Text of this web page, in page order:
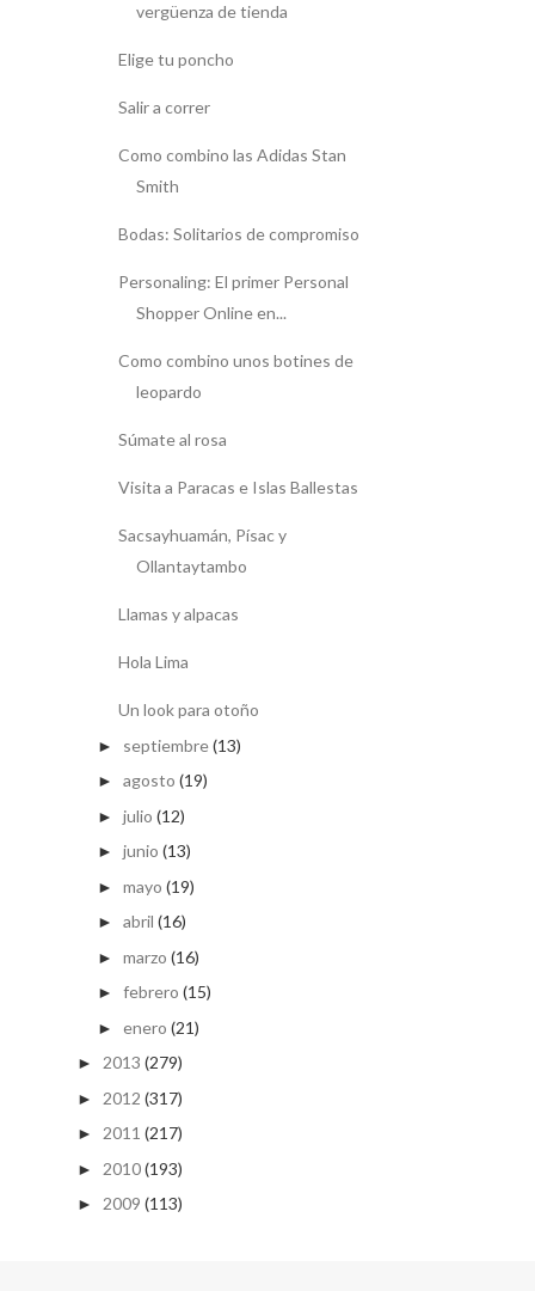
vergüenza de tienda
Elige tu poncho
Salir a correr
Como combino las Adidas Stan
Smith
Bodas: Solitarios de compromiso
Personaling: El primer Personal
Shopper Online en...
Como combino unos botines de
leopardo
Súmate al rosa
Visita a Paracas e Islas Ballestas
Sacsayhuamán, Písac y
Ollantaytambo
Llamas y alpacas
Hola Lima
Un look para otoño
► septiembre(13)
► agosto (19)
► julio (12)
► junio (13)
► mayo (19)
► abril (16)
► marzo (16)
► febrero (15)
► enero (21)
► 2013 (279)
► 2012 (317)
► 2011 (217)
► 2010(193)
► 2009 (113)